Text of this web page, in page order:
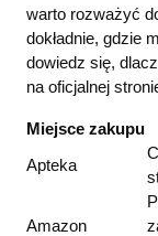
warto rozważyć
dokładnie, gdzie
dowiedz się,
na oficjalnej
Miejsce zakupu
Apteka
Amazon